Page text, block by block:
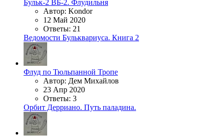
Бульк-2 ВБ-2. Флудильня
Автор: Kondor
12 Май 2020
Ответы: 21
Ведомости Бульквариуса. Книга 2
Флуд по Тюльпанной Тропе
Автор: Дем Михайлов
23 Апр 2020
Ответы: 3
Орбит Дерриано. Путь паладина.